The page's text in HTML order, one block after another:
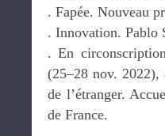
. Fapée. Nouveau
. Innovation. Pablo
. En
(25–28 nov.
de l’étranger.
de France.